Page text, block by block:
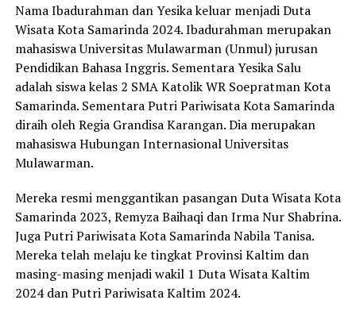
Nama Ibadurahman dan Yesika keluar menjadi Duta
Wisata Kota Samarinda 2024. Ibadurahman merupakan
mahasiswa Universitas Mulawarman (Unmul) jurusan
Pendidikan Bahasa Inggris. Sementara Yesika Salu
adalah siswa kelas 2 SMA Katolik WR Soepratman Kota
Samarinda. Sementara Putri Pariwisata Kota Samarinda
diraih oleh Regia Grandisa Karangan. Dia merupakan
mahasiswa Hubungan Internasional Universitas
Mulawarman.
Mereka resmi menggantikan pasangan Duta Wisata Kota
Samarinda 2023, Remyza Baihaqi dan Irma Nur Shabrina.
Juga Putri Pariwisata Kota Samarinda Nabila Tanisa.
Mereka telah melaju ke tingkat Provinsi Kaltim dan
masing-masing menjadi wakil 1 Duta Wisata Kaltim
2024 dan Putri Pariwisata Kaltim 2024.